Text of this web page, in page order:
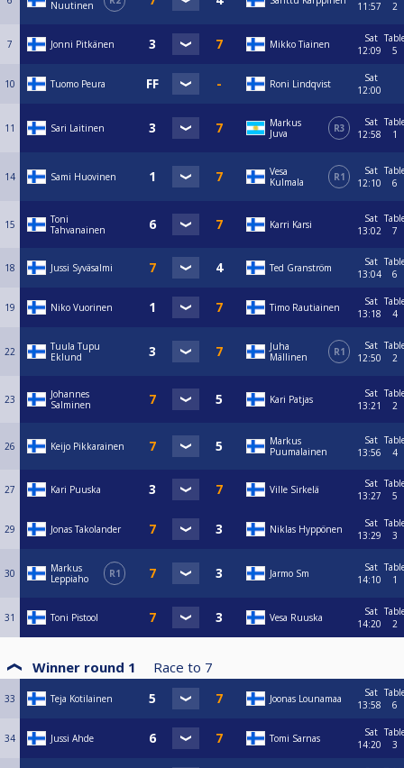
Nuutinen
11:57
2
7 Jonni Pitkänen Mikko Tiainen
Sat
12:09
5
10 Tuomo Peura Roni Lindqvist
Sat
12:00
11 Sari Laitinen
Markus
Juva
R3
Sat
12:58
1
14 Sami Huovinen
Vesa
Kulmala
R1
Sat
12:10
6
15
Toni
Tahvanainen
Karri Karsi
Sat
13:02
7
18 Jussi Syväsalmi Ted Granström
Sat
13:04
6
19 Niko Vuorinen Timo Rautiainen
Sat
13:18
4
22
Tuula Tupu
Eklund
Juha
Mällinen
R1
Sat
12:50
2
23
Johannes
Salminen
Kari Patjas
Sat
13:21
2
26 Keijo Pikkarainen
Markus
Puumalainen
Sat
13:56
4
27 Kari Puuska Ville Sirkelä
Sat
13:27
5
29 Jonas Takolander Niklas Hyppönen
Sat
13:29
3
30
Markus
Leppiaho
R1 Jarmo Sm
Sat
14:10
1
31 Toni Pistool Vesa Ruuska
Sat
14:20
2
Winner round 1 Race to 7
33 Teja Kotilainen Joonas Lounamaa
Sat
13:58
6
34 Jussi Ahde Tomi Sarnas
Sat
14:20
3